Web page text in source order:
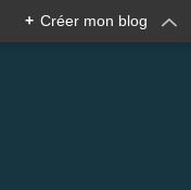
+ Créer mon blog